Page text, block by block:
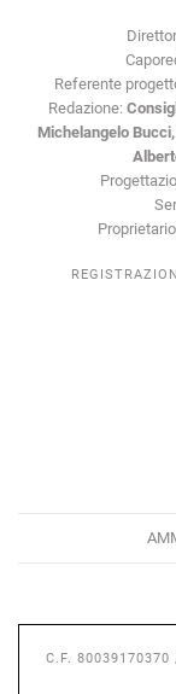
Referente
Redazione:
Michelangelo
C.F. 80039170370